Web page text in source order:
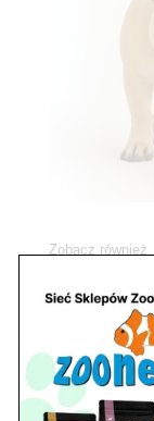
Zobacz również